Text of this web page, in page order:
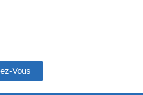
Vous